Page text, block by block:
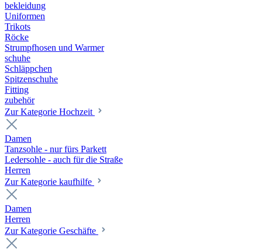
bekleidung
Uniformen
Trikots
Röcke
Strumpfhosen und Warmer
schuhe
Schläppchen
Spitzenschuhe
Fitting
zubehör
Zur Kategorie Hochzeit
Damen
Tanzsohle - nur fürs Parkett
Ledersohle - auch für die Straße
Herren
Zur Kategorie kaufhilfe
Damen
Herren
Zur Kategorie Geschäfte